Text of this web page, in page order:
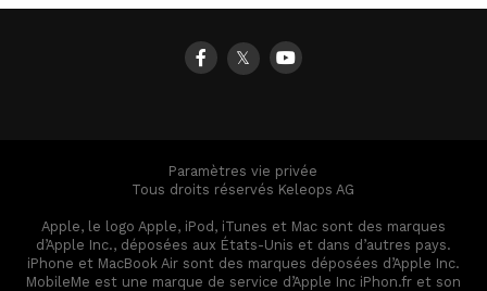
𝕏
Paramètres vie privée
Tous droits réservés Keleops AG
Apple, le logo Apple, iPod, iTunes et Mac sont des marques
d’Apple Inc., déposées aux États-Unis et dans d’autres pays.
iPhone et MacBook Air sont des marques déposées d’Apple Inc.
MobileMe est une marque de service d’Apple Inc iPhon.fr et son